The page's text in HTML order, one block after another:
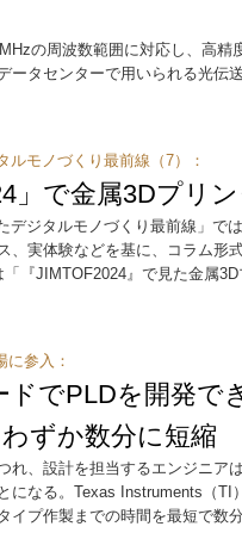
の周波数範囲に対応し、高精
ータセンターで用いられる光伝
ルモノづくり最前線（7）：
」で金属3Dプリ
デジタルモノづくり最前線」で
、実体験などを基に、コラム形
『JIMTOF2024』で見た金属
に参入：
ドでPLDを開発
ずか数分に短縮
れ、設計を担当するエンジニア
になる。Texas Instruments（TI
イプ作製までの時間を最短で数